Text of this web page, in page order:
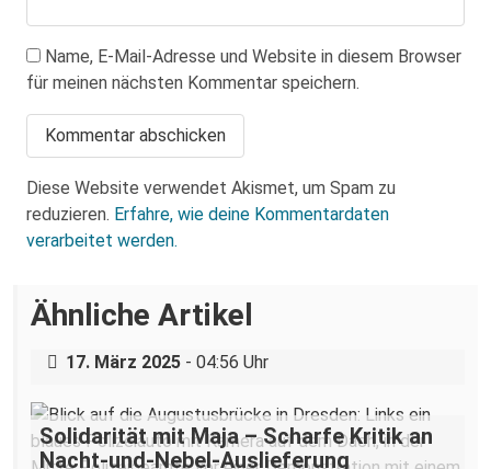
Name, E-Mail-Adresse und Website in diesem Browser
für meinen nächsten Kommentar speichern.
Diese Website verwendet Akismet, um Spam zu
reduzieren. Erfahre, wie deine Kommentardaten
verarbeitet werden.
Ähnliche Artikel
Holocaustgedenktag in Coswig bei
17. März 2025 - 04:56 Uhr
Solidarität mit Maja – Scharfe Kritik an
Nacht-und-Nebel-Auslieferung